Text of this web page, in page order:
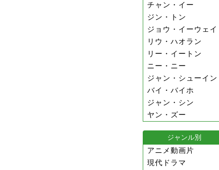
チャン・イー
ジン・トン
ジョウ・イーウェイ
リウ・ハオラン
リー・イートン
ニー・ニー
ジャン・シューイン
バイ・バイホ
ジャン・シン
ヤン・ズー
ジャンル別
アニメ動画片
現代ドラマ